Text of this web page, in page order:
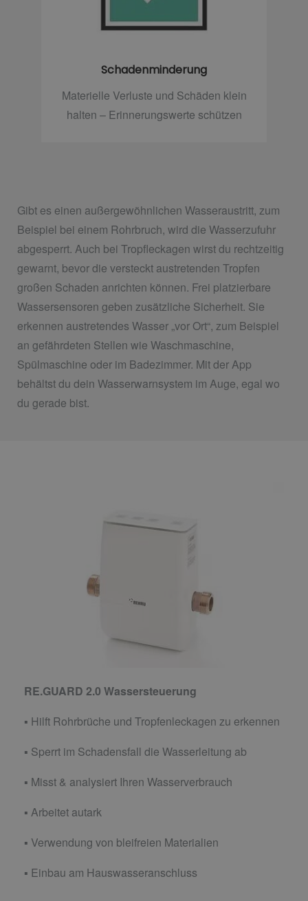
Schadenminderung
Materielle Verluste und Schäden klein
halten – Erinnerungswerte schützen
Gibt es einen außergewöhnlichen Wasseraustritt, zum
Beispiel bei einem Rohrbruch, wird die Wasserzufuhr
abgesperrt. Auch bei Tropfleckagen wirst du rechtzeitig
gewarnt, bevor die versteckt austretenden Tropfen
großen Schaden anrichten können. Frei platzierbare
Wassersensoren geben zusätzliche Sicherheit. Sie
erkennen austretendes Wasser „vor Ort“, zum Beispiel
an gefährdeten Stellen wie Waschmaschine,
Spülmaschine oder im Badezimmer. Mit der App
behältst du dein Wasserwarnsystem im Auge, egal wo
du gerade bist.
RE.GUARD 2.0 Wassersteuerung
▪ Hilft Rohrbrüche und Tropfenleckagen zu erkennen
▪ Sperrt im Schadensfall die Wasserleitung ab
▪ Misst & analysiert Ihren Wasserverbrauch
▪ Arbeitet autark
▪ Verwendung von bleifreien Materialien
▪ Einbau am Hauswasseranschluss